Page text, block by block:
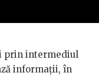
drepturile rezervate.
prin intermediul
informații, în